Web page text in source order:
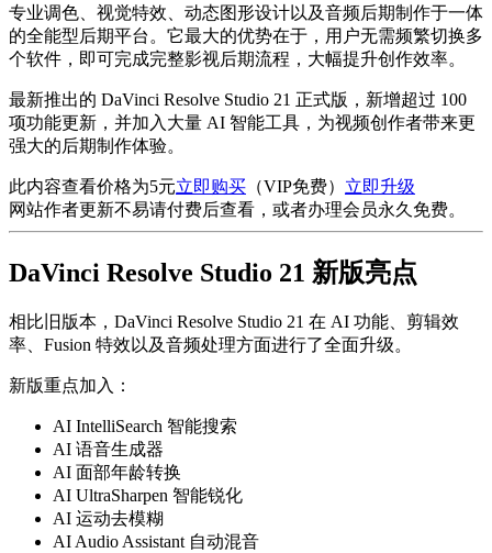
专业调色、视觉特效、动态图形设计以及音频后期制作于一体
的全能型后期平台。它最大的优势在于，用户无需频繁切换多
个软件，即可完成完整影视后期流程，大幅提升创作效率。
最新推出的 DaVinci Resolve Studio 21 正式版，新增超过 100
项功能更新，并加入大量 AI 智能工具，为视频创作者带来更
强大的后期制作体验。
此内容查看价格为5元立即购买 （VIP免费） 立即升级
网站作者更新不易请付费后查看，或者办理会员永久免费。
DaVinci Resolve Studio 21 新版亮点
相比旧版本， DaVinci Resolve Studio 21 在 AI 功能、剪辑效
率、Fusion 特效以及音频处理方面进行了全面升级。
新版重点加入：
AI IntelliSearch 智能搜索
AI 语音生成器
AI 面部年龄转换
AI UltraSharpen 智能锐化
AI 运动去模糊
AI Audio Assistant 自动混音